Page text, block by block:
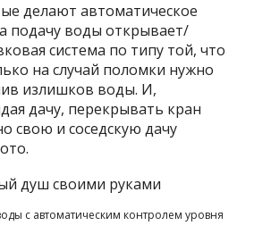
делают автоматическое
подачу воды открывает/
система по типу той, что
на случай поломки нужно
излишков воды. И,
дачу, перекрывать кран
свою и соседскую дачу
с автоматическим контролем уровня